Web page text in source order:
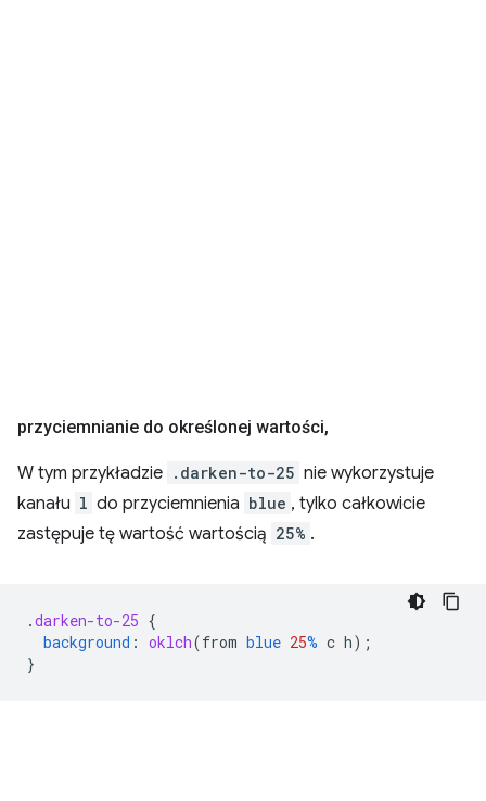
przyciemnianie do określonej wartości,
W tym przykładzie .darken-to-25 nie wykorzystuje
kanału l do przyciemnienia blue , tylko całkowicie
zastępuje tę wartość wartością 25% .
.darken-to-25 {
background : oklch(from blue 25% c h);
}